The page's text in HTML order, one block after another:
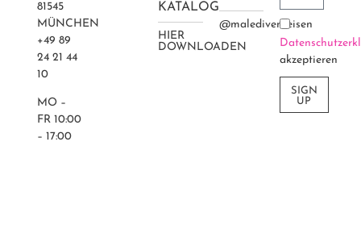
81545
MÜNCHEN
+49 89
24 21 44
10
MO –
FR 10:00
– 17:00
KATALOG
HIER
DOWNLOADEN
@maledivenreisen
akzeptieren
SIGN
UP